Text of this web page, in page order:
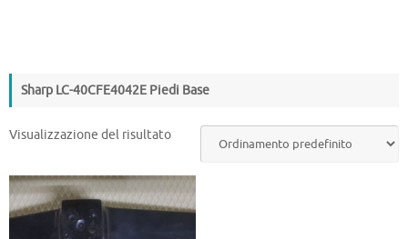
Sharp LC-40CFE4042E Piedi Base
Visualizzazione del risultato